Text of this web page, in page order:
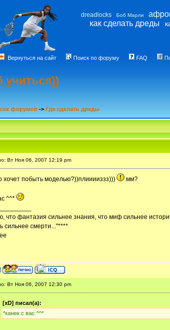
dreadlocks Боб Марли
как сделать дреды
Вернуться на сайт Поиск по форуму FAQ
учиться))
форумов -> Где сделать дреды
Вт Ноя 06, 2007 12:19 pm
хочет побыть моделью?))плииииззз))) мм?
^^*
что фантазия сильнее знания, что миф сильнее
сильнее смерти..."****
Вт Ноя 06, 2007 12:30 pm
[xD] писал(а):
*канек с вас ^^*